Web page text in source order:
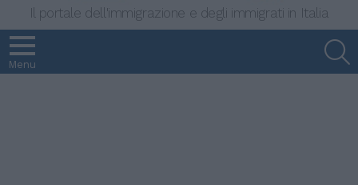
Il portale dell'immigrazione e degli immigrati in Italia
Menu